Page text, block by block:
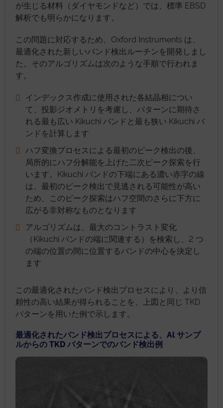
が生じる材料（ダイヤモンドなど）では、標準 EBSD
解析でも明らかになります。
この問題に対応するため、Oxford Instruments は、
最適化された新しいバンド検出ルーチンを開発しまし
た。そのアルゴリズムは次のような手順で行われま
す。
インデックス作成に使用された各結晶相につい
て、投影ジオメトリを考慮し、パターンに期待さ
れる最も広い Kikuchi バンドと最も狭い Kikuchi バ
ンドを計算します
ハフ変換プロセスによる最初のピーク検出の後、
局所的にハフ分解能を上げた二次ピーク探索を行
います。Kikuchi バンドの下端にある濃い赤字の線
は、最初のピーク検出で見逃される可能性が高い
ため、このピーク探索はハフ空間のさらに下方に
広がる非対称なものとなります
アルゴリズムは、最大のコントラスト変化
（Kikuchi バンドの端に関連する）を検索し、2 つ
の端の位置の間に位置するバンドの中心を決定し
ます
この最適化されたバンド検出プロセスにより、より信
頼性の高い結果が得られることを、上図と同じ TKD
パターンを用いた例で示します。
最適化されたバンド検出プロセスによる、Al サンプ
ルからの TKD パターンでのバンド検出例